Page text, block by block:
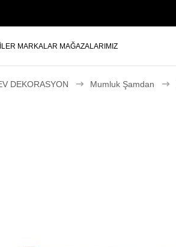
MARKALAR MAĞAZALARIMIZ
DEKORASYON Mumluk Şamdan